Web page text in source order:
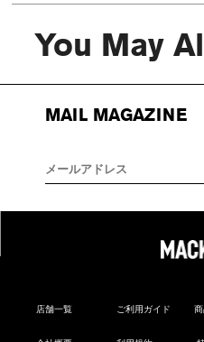
You May
MAIL MAGAZINE
店舗一覧 ご利用ガイド